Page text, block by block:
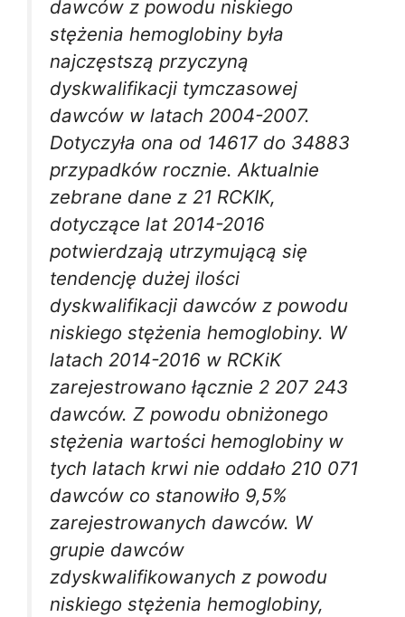
dawców z powodu niskiego
stężenia hemoglobiny była
najczęstszą przyczyną
dyskwalifikacji tymczasowej
dawców w latach 2004-2007.
Dotyczyła ona od 14617 do 34883
przypadków rocznie. Aktualnie
zebrane dane z 21 RCKIK,
dotyczące lat 2014-2016
potwierdzają utrzymującą się
tendencję dużej ilości
dyskwalifikacji dawców z powodu
niskiego stężenia hemoglobiny. W
latach 2014-2016 w RCKiK
zarejestrowano łącznie 2 207 243
dawców. Z powodu obniżonego
stężenia wartości hemoglobiny w
tych latach krwi nie oddało 210 071
dawców co stanowiło 9,5%
zarejestrowanych dawców. W
grupie dawców
zdyskwalifikowanych z powodu
niskiego stężenia hemoglobiny,